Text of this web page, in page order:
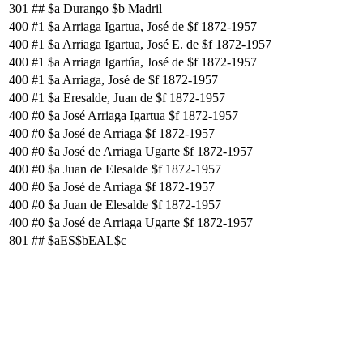
301 ## $a Durango $b Madril
400 #1 $a Arriaga Igartua, José de $f 1872-1957
400 #1 $a Arriaga Igartua, José E. de $f 1872-1957
400 #1 $a Arriaga Igartúa, José de $f 1872-1957
400 #1 $a Arriaga, José de $f 1872-1957
400 #1 $a Eresalde, Juan de $f 1872-1957
400 #0 $a José Arriaga Igartua $f 1872-1957
400 #0 $a José de Arriaga $f 1872-1957
400 #0 $a José de Arriaga Ugarte $f 1872-1957
400 #0 $a Juan de Elesalde $f 1872-1957
400 #0 $a José de Arriaga $f 1872-1957
400 #0 $a Juan de Elesalde $f 1872-1957
400 #0 $a José de Arriaga Ugarte $f 1872-1957
801 ## $aES$bEAL$c